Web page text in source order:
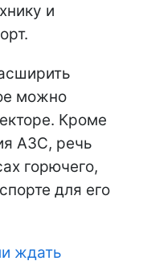
и
можно
Кроме
АЗС, речь
горючего,
для его
ждать